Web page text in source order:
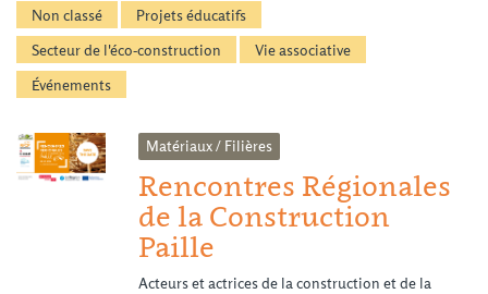
Non classé
Projets éducatifs
Secteur de l'éco-construction
Vie associative
Événements
Matériaux / Filières
Rencontres Régionales
de la Construction
Paille
Acteurs et actrices de la construction et de la